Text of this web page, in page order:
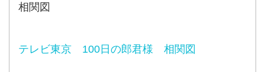
相関図
テレビ東京 100日の郎君様 相関図